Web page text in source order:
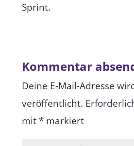
Sprint.
Kommentar
Deine E-Mail-Adresse
veröffentlicht.
mit *markiert